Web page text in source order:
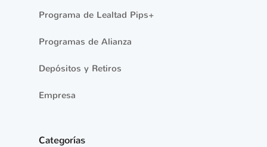
Programa de Lealtad Pips+
Programas de Alianza
Depósitos y Retiros
Empresa
Categorías